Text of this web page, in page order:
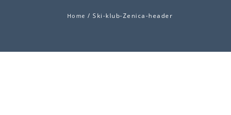
Home / Ski-klub-Zenica-header